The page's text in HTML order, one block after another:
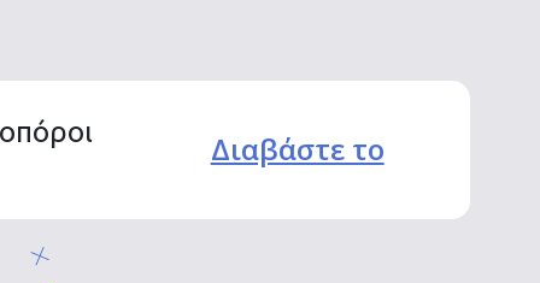
Διαβάστε το